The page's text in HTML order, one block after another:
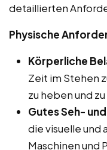
detaillierten
Physische
Körperliche
Zeit im Stehen
zu heben und
Gutes Seh-
die visuelle und
Maschinen und